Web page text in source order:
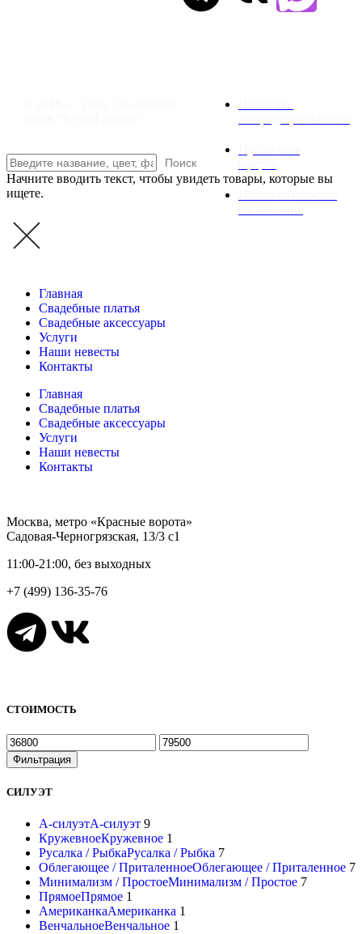
Поиск
Начните вводить текст, чтобы увидеть товары, которые вы
ищете.
Главная
Свадебные платья
Свадебные аксессуары
Услуги
Наши невесты
Контакты
Главная
Свадебные платья
Свадебные аксессуары
Услуги
Наши невесты
Контакты
Москва, метро «Красные ворота»
Садовая-Черногрязская, 13/3 с1
11:00-21:00, без выходных
+7 (499) 136-35-76
СТОИМОСТЬ
Фильтрация
СИЛУЭТ
А-силуэтА-силуэт 9
КружевноеКружевное 1
Русалка / РыбкаРусалка / Рыбка 7
Облегающее / ПриталенноеОблегающее / Приталенное 7
Минимализм / ПростоеМинимализм / Простое 7
ПрямоеПрямое 1
АмериканкаАмериканка 1
ВенчальноеВенчальное 1